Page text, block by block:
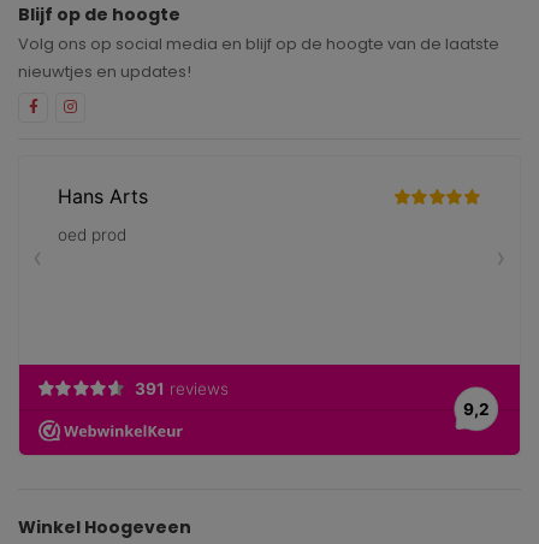
Blijf op de hoogte
Volg ons op social media en blijf op de hoogte van de laatste
nieuwtjes en updates!
Winkel Hoogeveen